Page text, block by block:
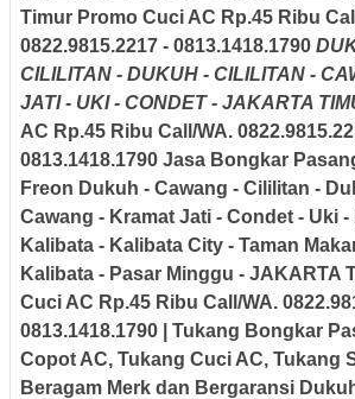
Timur Promo Cuci AC Rp.45 Ribu
0822.9815.2217 - 0813.1418.1790
CILILITAN - DUKUH - CILILITAN -
JATI - UKI - CONDET - JAKARTA
AC Rp.45 Ribu Call/WA.
0813.1418.1790 Jasa Bongkar
Freon Dukuh - Cawang - Cililitan -
Cawang - Kramat Jati - Condet - Uki
Kalibata - Kalibata City - Taman
Kalibata - Pasar Minggu - JAKARTA
Cuci AC Rp.45 Ribu Call/WA.
0813.1418.1790
| Tukang Bongkar
Copot AC, Tukang Cuci AC, Tukang
Beragam Merk dan Bergaransi